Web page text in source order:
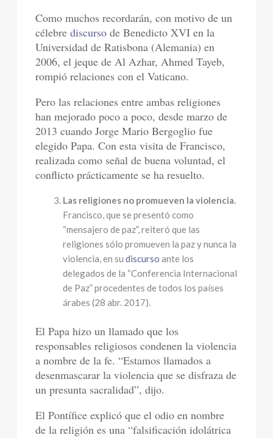
Como muchos recordarán, con motivo de un
célebrediscurso de Benedicto XVI en la
Universidad de Ratisbona (Alemania) en
2006, el jeque de Al Azhar, Ahmed Tayeb,
rompió relaciones con el Vaticano.
Pero las relaciones entre ambas religiones
han mejorado poco a poco, desde marzo de
2013 cuando Jorge Mario Bergoglio fue
elegido Papa. Con esta visita de Francisco,
realizada como señal de buena voluntad, el
conflicto prácticamente se ha resuelto.
Las religiones no promueven la violencia.
Francisco, que se presentó como
“mensajero de paz”, reiteró que las
religiones sólo promueven la paz y nunca la
violencia, en sudiscurso ante los
delegados de la “Conferencia Internacional
de Paz” procedentes de todos los países
árabes (28 abr. 2017).
El Papa hizo un llamado que los
responsables religiosos condenen la violencia
a nombre de la fe. “Estamos llamados a
desenmascarar la violencia que se disfraza de
un presunta sacralidad”, dijo.
El Pontífice explicó que el odio en nombre
de la religión es una “falsificación idolátrica